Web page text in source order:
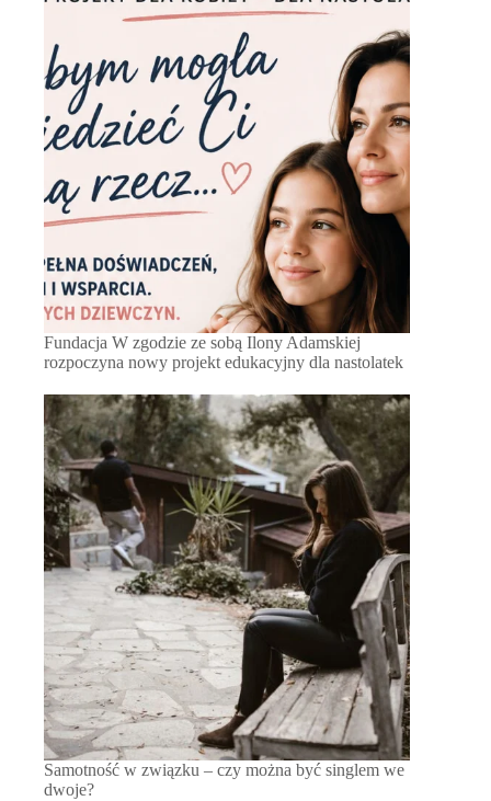
Fundacja W zgodzie ze sobą Ilony Adamskiej
rozpoczyna nowy projekt edukacyjny dla nastolatek
Samotność w związku – czy można być singlem we
dwoje?